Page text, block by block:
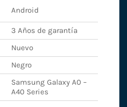
Android
3 Años de garantía
Nuevo
Negro
Samsung Galaxy A0 –
A40 Series